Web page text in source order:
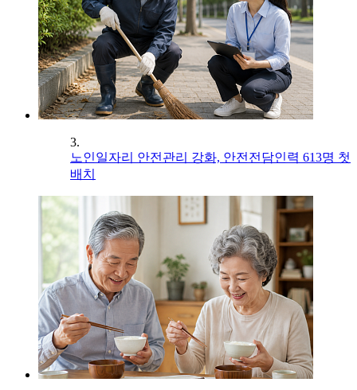
3.
노인일자리 안전관리 강화, 안전전담인력 613명 첫
배치